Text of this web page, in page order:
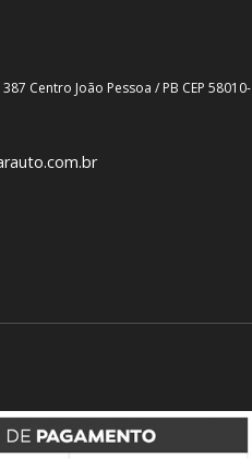
Centro João Pessoa / PB CEP 58010-